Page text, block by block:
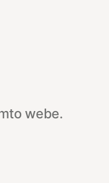
webe.